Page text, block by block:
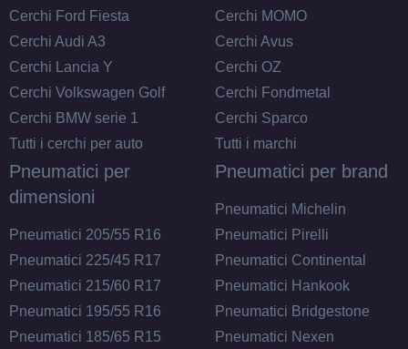
175/70 R14 84T M+S
Disponibile
Cerchi Ford Fiesta
Cerchi Audi A3
Cerchi Lancia Y
Cerchi Volkswagen Golf
Cerchi BMW serie 1
Tutti i cerchi per auto
Cerchi MOMO
Cerchi Avus
Cerchi OZ
Cerchi Fondmetal
Cerchi Sparco
Tutti i marchi
Pneumatici per
dimensioni
Pneumatici 205/55 R16
Pneumatici 225/45 R17
Pneumatici 215/60 R17
Pneumatici 195/55 R16
Pneumatici 185/65 R15
Pneumatici per brand
Pneumatici Michelin
Pneumatici Pirelli
Pneumatici Continental
Pneumatici Hankook
Pneumatici Bridgestone
Pneumatici Nexen